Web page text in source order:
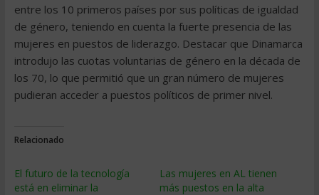
entre los 10 primeros países por sus políticas de igualdad
de género, teniendo en cuenta la fuerte presencia de las
mujeres en puestos de liderazgo. Destacar que Dinamarca
introdujo las cuotas voluntarias de género en la década de
los 70, lo que permitió que un gran número de mujeres
pudieran acceder a puestos políticos de primer nivel.
Relacionado
El futuro de la tecnología
está en eliminar la
Las mujeres en AL tienen
más puestos en la alta